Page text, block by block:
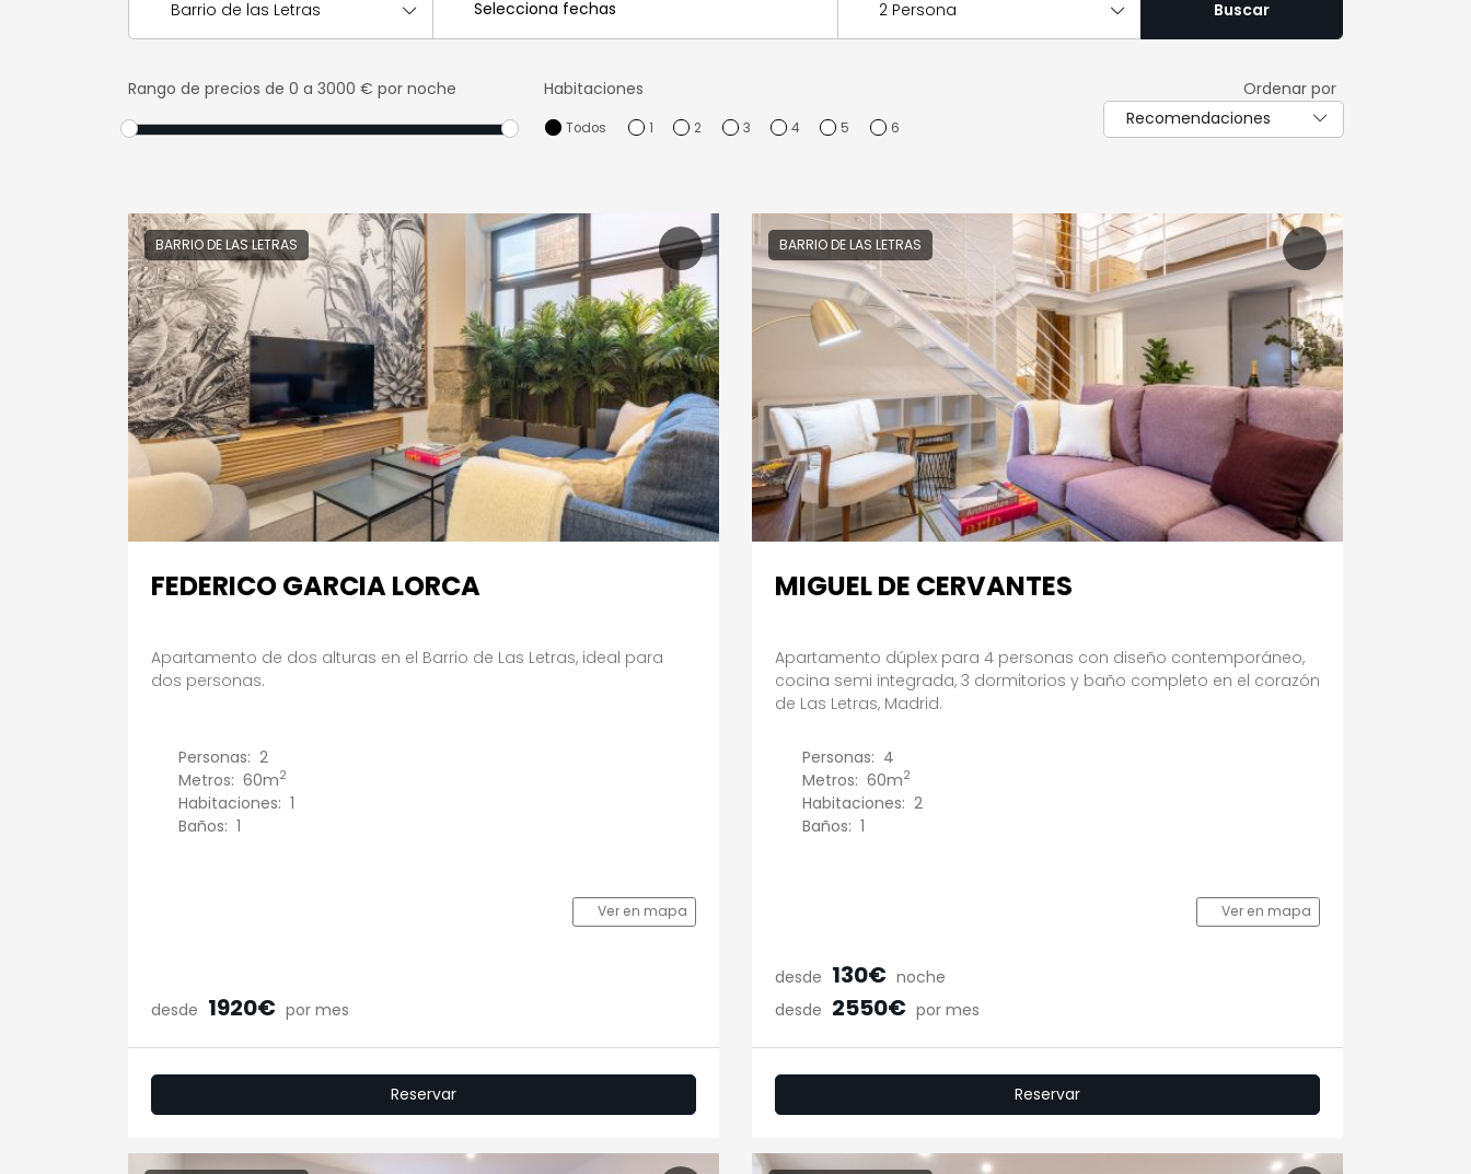
Barrio de las Letras 2 Persona Buscar
Rango de precios de 0 a 3000 € por noche Habitaciones
Todos 1 2 3 4 5 6
Ordenar por
Recomendaciones
BARRIO DE LAS LETRAS
FEDERICO GARCIA LORCA
Apartamento de dos alturas en el Barrio de Las Letras, ideal para
dos personas.
Personas: 2
Metros: 60m2
Habitaciones: 1
Baños: 1
Ver en mapa
desde 1920€ por mes
Reservar
BARRIO DE LAS LETRAS
MIGUEL DE CERVANTES
Apartamento dúplex para 4 personas con diseño contemporáneo,
cocina semi integrada, 3 dormitorios y baño completo en el corazón
de Las Letras, Madrid.
Personas: 4
Metros: 60m2
Habitaciones: 2
Baños: 1
Ver en mapa
desde 130€ noche
desde 2550€ por mes
Reservar